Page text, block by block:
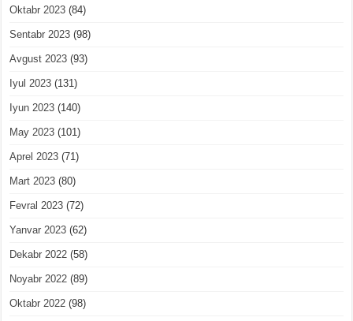
Oktabr 2023 (84)
Sentabr 2023 (98)
Avgust 2023 (93)
Iyul 2023 (131)
Iyun 2023 (140)
May 2023 (101)
Aprel 2023 (71)
Mart 2023 (80)
Fevral 2023 (72)
Yanvar 2023 (62)
Dekabr 2022 (58)
Noyabr 2022 (89)
Oktabr 2022 (98)